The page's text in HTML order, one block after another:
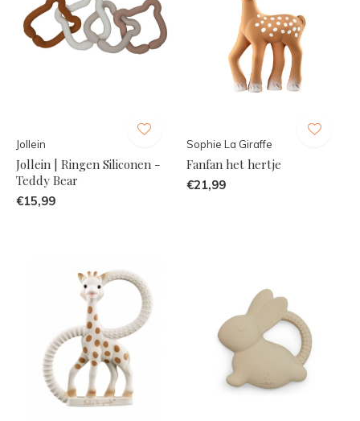
Jollein
Jollein | Ringen Siliconen -
Teddy Bear
€15,99
Sophie La Giraffe
Fanfan het hertje
€21,99